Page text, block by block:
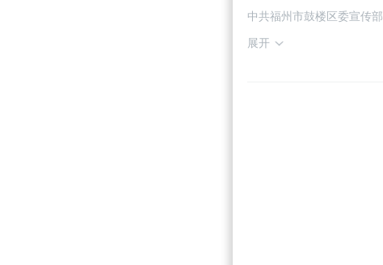
中共福州市鼓楼区委宣传部
展开